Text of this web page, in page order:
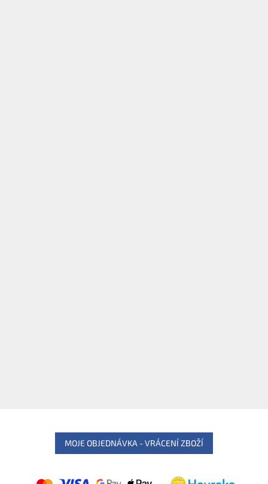
MOJE OBJEDNÁVKA - VRÁCENÍ ZBOŽÍ